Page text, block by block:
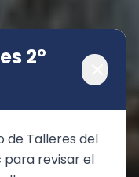
2°
de Talleres del
para revisar el